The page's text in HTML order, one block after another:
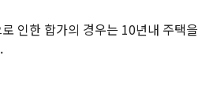
인한 합가의 경우는 10년내 주택을